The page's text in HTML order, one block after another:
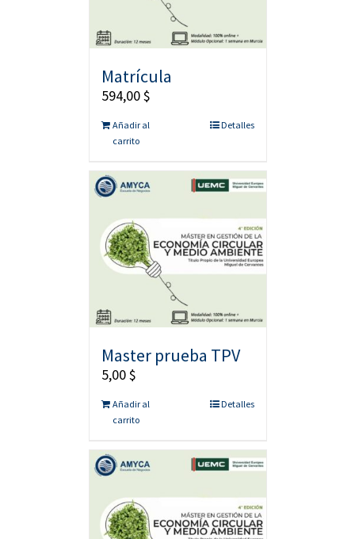
Matrícula
594,00$
Añadir al
carrito
Detalles
Master prueba TPV
5,00$
Añadir al
carrito
Detalles